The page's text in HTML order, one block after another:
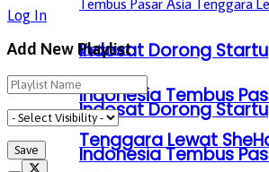
Indosat Dorong
Indonesia Tembus
Tenggara Lewat
Indosat Dorong
Indonesia Tembus
Log In
Add New Playlist